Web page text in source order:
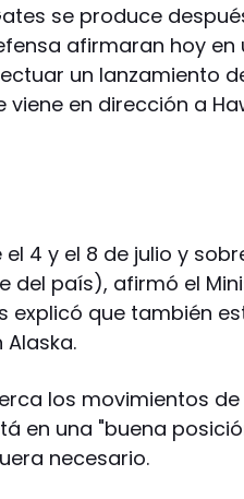
se produce
afirmaran hoy en
un lanzamiento
en dirección a
4 y el 8 de julio y
del país), afirmó el
explicó que también
los movimientos
en una "buena
necesario.